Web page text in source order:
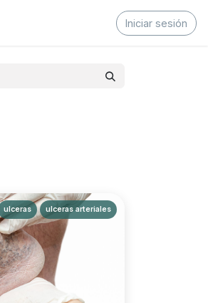
Iniciar sesión
ulceras ulceras arteriales